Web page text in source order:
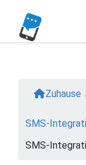
Inhalt
springen
Zuhause
SMS-
SMS-